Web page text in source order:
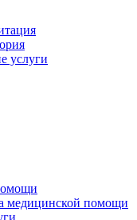
услуги
медицинской помощи